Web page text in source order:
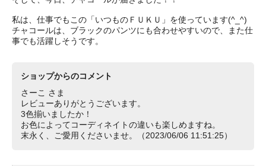
私は、仕事でもこの「いつものＦＵＫＵ」を使っています(^_^)
チャコールは、ブラックのパンツにも合わせやすいので、また仕
事でも活躍しそうです。
ショップからのコメント
さーこ さま
レビューありがとうございます。
3色揃いましたか！
お色によってコーディネイトの違いも楽しめますね。
末永く、ご愛用くださいませ。（2023/06/06 11:51:25）